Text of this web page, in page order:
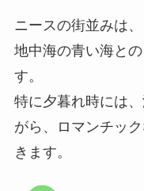
ニースの街並みは
地中海の青い海と
す。
特に夕暮れ時には
がら、ロマンチッ
きます。